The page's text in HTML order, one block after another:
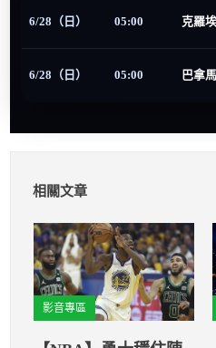
6/28（日） 05:00 克羅
6/28（日） 05:00 巴拿
相關文章
影音專區